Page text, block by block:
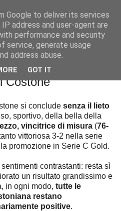
rammarico e
Costone
si conclude senza il lieto
sportivo, della bella della
vincitrice di misura (76-
vittoriosa 3-2 nella serie
promozione in Serie C Gold.
contrastanti: resta sì
un risultato grandissimo e
in ogni modo, tutte le
restano
positive.
Google to deliver its services
address and user-agent are
performance and security
service, generate usage
address abuse.
GOT IT